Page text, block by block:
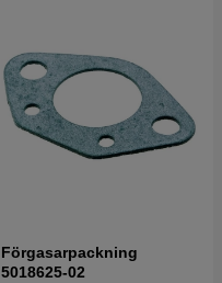
Förgasarpackning
5018625-02